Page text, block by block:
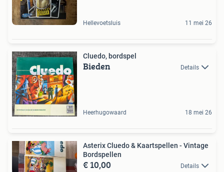
Hellevoetsluis 11 mei 26
Cluedo, bordspel
Bieden Details
Heerhugowaard 18 mei 26
Asterix Cluedo & Kaartspellen - Vintage
Bordspellen
€ 10,00 Details